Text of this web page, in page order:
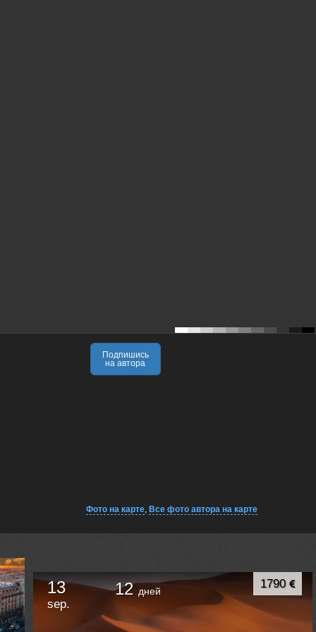
Подпишись
на автора
Фото на карте, Все фото автора на карте
1790
13
sep.
12дней